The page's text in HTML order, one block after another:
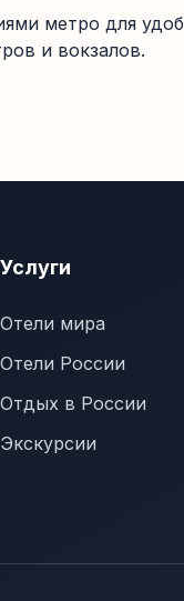
метро для
и вокзалов.
Услуги
Отели мира
Отели России
Отдых в России
Экскурсии